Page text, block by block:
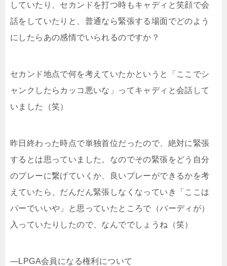
していたり、セカンドを打つ時もキャディと笑顔で会
話をしていたりと、普通なら緊張する場面でどのよう
にしたらあの感情でいられるのですか？
セカンド地点で何を考えていたかというと「ここでシ
ャンクしたらカッコ悪いな」ってキャディと会話して
いました（笑）
昨日終わった時点で単独首位だったので、絶対に緊張
するとは思っていました。なのでその緊張をどう自分
のプレーに繋げていくか、良いプレーができるかを考
えていたら、だんだん緊張しなくなっていき「ここは
パーでいいや」と思っていたところで（バーディが）
入っていたりしたので、なんででしょうね（笑）
―LPGA会員になる権利について